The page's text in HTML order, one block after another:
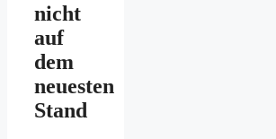
nicht
auf
dem
neuesten
Stand